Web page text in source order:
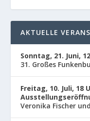
AKTUELLE
Sonntag, 21. Juni,
31. Großes
Freitag, 10. Juli, 18
Veronika Fischer